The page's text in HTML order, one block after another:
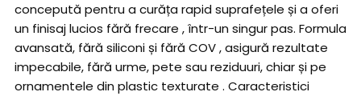
concepută pentru a curăța rapid suprafețele și a oferi
un finisaj lucios fără frecare , într-un singur pas. Formula
avansată, fără siliconi și fără COV , asigură rezultate
impecabile, fără urme, pete sau reziduuri, chiar și pe
ornamentele din plastic texturate . Caracteristici